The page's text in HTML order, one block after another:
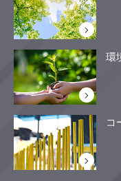
環
コ